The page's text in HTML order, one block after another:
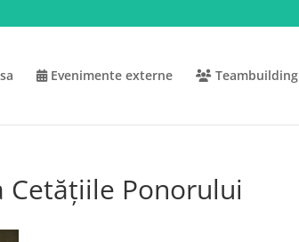
Evenimente externe Teambuilding
Cetățiile Ponorului